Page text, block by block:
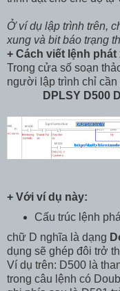
Ở ví dụ lập trình trên,
xung và bit báo trạng
+ Cách viết lệnh phát
Trong cửa số soạn
người lập trình chỉ cần
DPLSY D500
+ Với ví dụ này:
Cấu trúc lệnh
chữ D nghĩa là dạng
dụng sẽ ghép đôi trở
Ví dụ trên: D500 là
trong câu lệnh có